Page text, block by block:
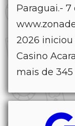
Paraguai.- 7
2026 iniciou
Casino
mais de 345